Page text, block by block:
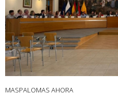
MASPALOMAS AHORA